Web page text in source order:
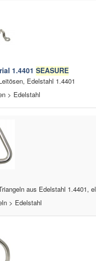
1.4401 SEASURE
Edelstahl 1.4401
> Edelstahl
aus Edelstahl 1.4401,
> Edelstahl